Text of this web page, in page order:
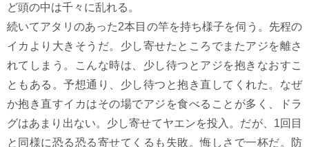
ど頭の中は千々に乱れる。
続いてアタリのあった2本目の竿を持ち様子を伺う。先程の
イカより大きそうだ。少し寄せたところでまたアジを離さ
れてしまう。こんな時は、少し待つとアジを抱きなおすこ
ともある。予想通り、少し待つと抱き直してくれた。なぜ
か抱き直すイカはその場でアジを食べることが多く、ドラ
グはあまり出ない。少し寄せてヤエンを投入。だが、1回目
と同様に恐る恐る寄せてくるも失敗。悔しさで一杯だ。防